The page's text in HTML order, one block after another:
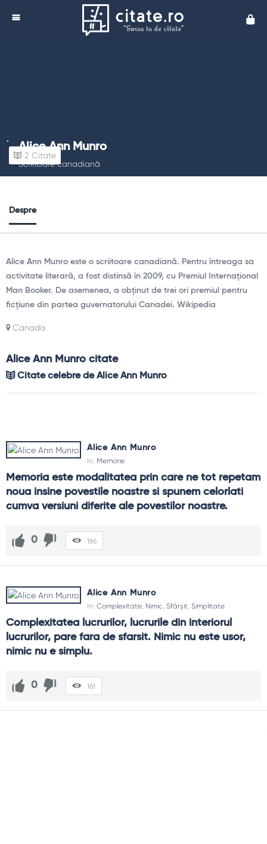
Alice Ann Munro
Scriitoare canadiană
2 Citate
Despre
Alice Ann Munro este o scriitoare canadiană. Pentru întreaga sa
activitate literară, a fost distinsă în 2009, cu Premiul Internațional
Man Booker. De asemenea, a obținut de trei ori premiul pentru
ficțiune din partea guvernatorului Canadei. Wikipedia
Canada
Alice Ann Munro citate
Citate celebre de Alice Ann Munro
Alice Ann Munro
In: Memorie
Memoria este modalitatea prin care ne tot repetam
noua insine povestile noastre si spunem celorlati
cumva versiuni diferite ale povestilor noastre.
0 166
Alice Ann Munro
In: Complexitate, Nimic, Sfârșit, Simplitate
Complexitatea lucrurilor, lucrurile din interiorul
lucrurilor, pare fara de sfarsit. Nimic nu este usor,
nimic nu e simplu.
0 161